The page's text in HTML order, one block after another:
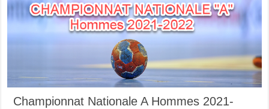
Championnat Nationale A Hommes 2021-